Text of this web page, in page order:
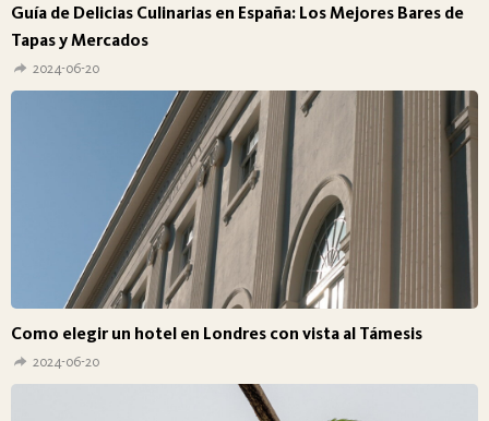
Guía de Delicias Culinarias en España: Los Mejores Bares de
Tapas y Mercados
2024-06-20
Como elegir un hotel en Londres con vista al Támesis
2024-06-20